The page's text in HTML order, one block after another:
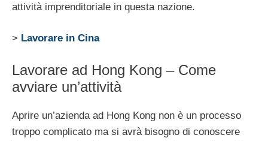
attività imprenditoriale in questa nazione.
> Lavorare in Cina
Lavorare ad Hong Kong – Come
avviare un’attività
Aprire un’azienda ad Hong Kong non è un processo
troppo complicato ma si avrà bisogno di conoscere